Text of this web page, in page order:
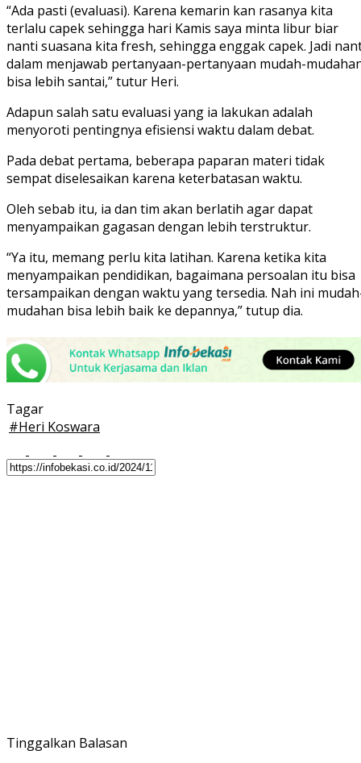
“Ada pasti (evaluasi). Karena kemarin kan rasanya kita
terlalu capek sehingga hari Kamis saya minta libur biar
nanti suasana kita fresh, sehingga enggak capek. Jadi
dalam menjawab pertanyaan-pertanyaan mudah-
bisa lebih santai,” tutur Heri.
Adapun salah satu evaluasi yang ia lakukan adalah
menyoroti pentingnya efisiensi waktu dalam debat.
Pada debat pertama, beberapa paparan materi tidak
sempat diselesaikan karena keterbatasan waktu.
Oleh sebab itu, ia dan tim akan berlatih agar dapat
menyampaikan gagasan dengan lebih terstruktur.
“Ya itu, memang perlu kita latihan. Karena ketika kita
menyampaikan pendidikan, bagaimana persoalan itu bisa
tersampaikan dengan waktu yang tersedia. Nah ini
mudahan bisa lebih baik ke depannya,” tutup dia.
Tagar
#Heri Koswara
Tinggalkan Balasan